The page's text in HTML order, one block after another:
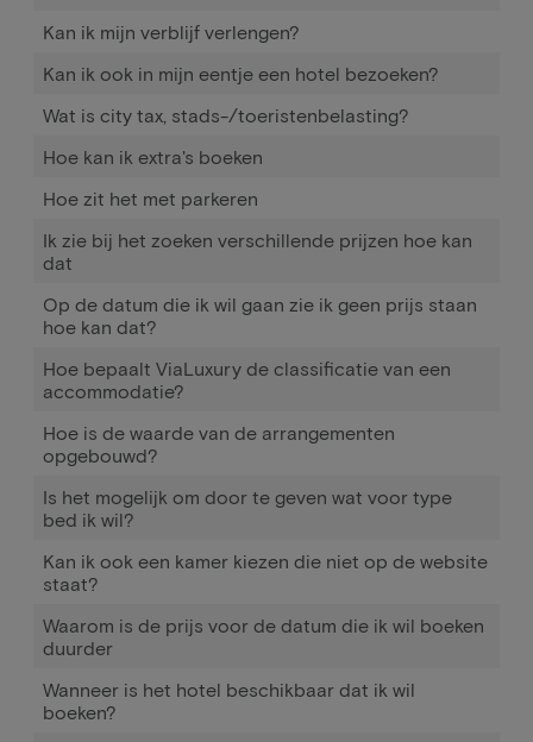
Kan ik mijn verblijf verlengen?
Kan ik ook in mijn eentje een hotel bezoeken?
Wat is city tax, stads-/toeristenbelasting?
Hoe kan ik extra's boeken
Hoe zit het met parkeren
Ik zie bij het zoeken verschillende prijzen hoe kan
dat
Op de datum die ik wil gaan zie ik geen prijs staan
hoe kan dat?
Hoe bepaalt ViaLuxury de classificatie van een
accommodatie?
Hoe is de waarde van de arrangementen
opgebouwd?
Is het mogelijk om door te geven wat voor type
bed ik wil?
Kan ik ook een kamer kiezen die niet op de website
staat?
Waarom is de prijs voor de datum die ik wil boeken
duurder
Wanneer is het hotel beschikbaar dat ik wil
boeken?